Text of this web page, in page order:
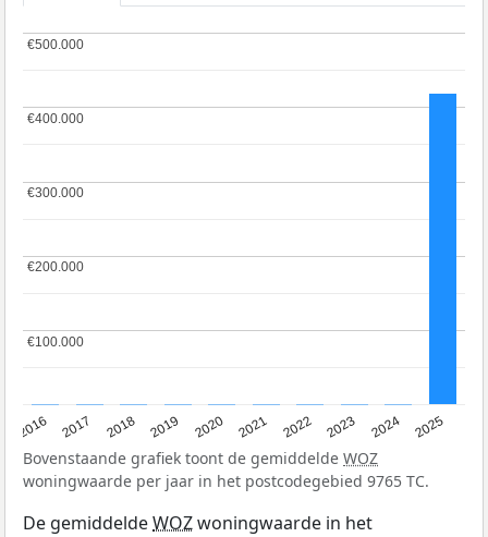
2016 2017 2018 2019 2020 2021 2022 2023 2024 2025
€100.000
€100.000
€200.000
€200.000
€300.000
€300.000
€400.000
€400.000
€500.000
€500.000
Bovenstaande grafiek toont de gemiddelde WOZ
woningwaarde per jaar in het postcodegebied 9765 TC.
De gemiddeldeWOZwoningwaarde in het